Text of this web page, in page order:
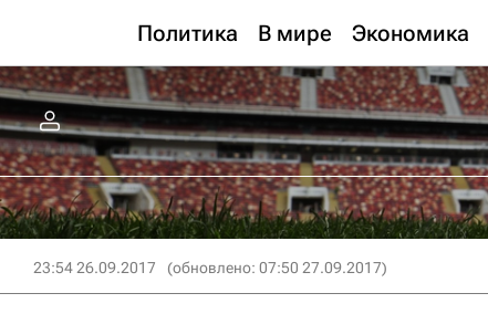
Политика В мире Экономика
23:54 26.09.2017 (обновлено: 07:50 27.09.2017)